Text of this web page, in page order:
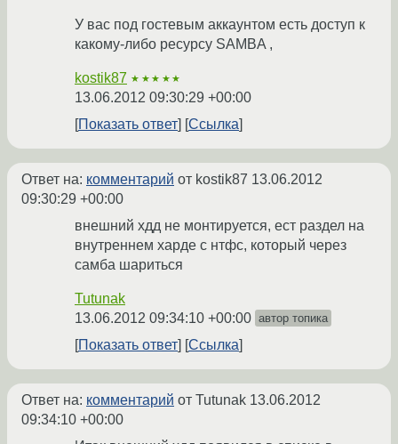
У вас под гостевым аккаунтом есть доступ к
какому-либо ресурсу SAMBA ,
kostik87 ★★★★★
13.06.2012 09:30:29 +00:00
Показать ответ
Ссылка
Ответ на: комментарий от kostik87 13.06.2012
09:30:29 +00:00
внешний хдд не монтируется, ест раздел на
внутреннем харде с нтфс, который через
самба шариться
Tutunak
13.06.2012 09:34:10 +00:00 автор топика
Показать ответ Ссылка
Ответ на: комментарий от Tutunak 13.06.2012
09:34:10 +00:00